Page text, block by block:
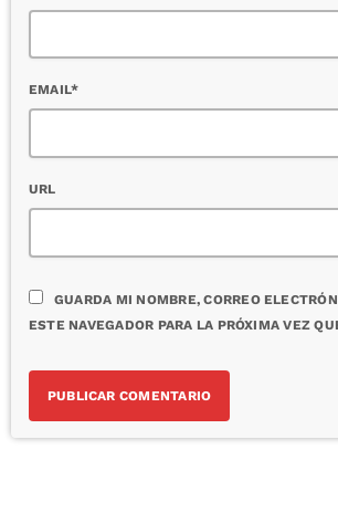
EMAIL*
URL
GUARDA MI NOMBRE, CORREO
ESTE NAVEGADOR PARA LA PRÓXIMA VEZ